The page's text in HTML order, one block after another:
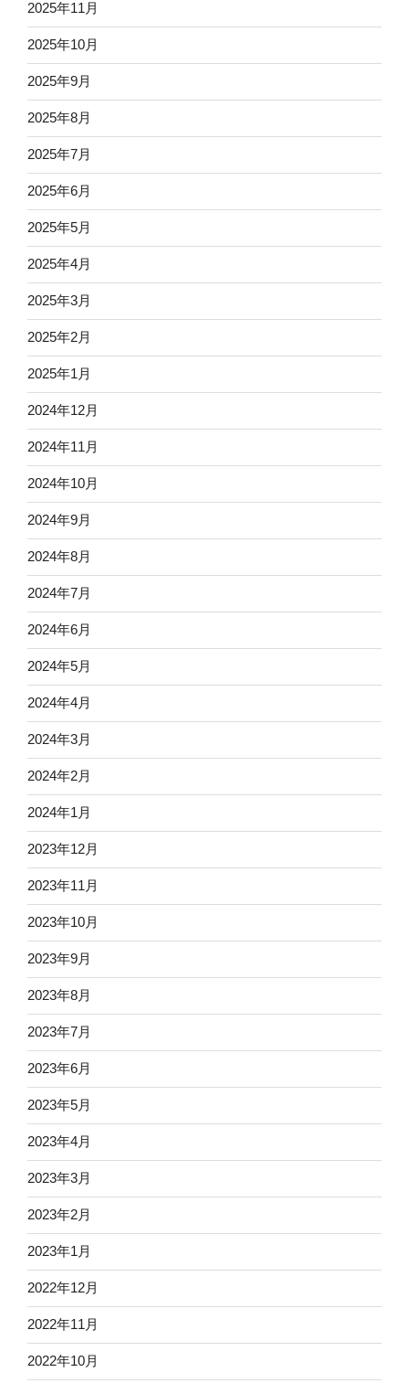
2025年11月
2025年10月
2025年9月
2025年8月
2025年7月
2025年6月
2025年5月
2025年4月
2025年3月
2025年2月
2025年1月
2024年12月
2024年11月
2024年10月
2024年9月
2024年8月
2024年7月
2024年6月
2024年5月
2024年4月
2024年3月
2024年2月
2024年1月
2023年12月
2023年11月
2023年10月
2023年9月
2023年8月
2023年7月
2023年6月
2023年5月
2023年4月
2023年3月
2023年2月
2023年1月
2022年12月
2022年11月
2022年10月